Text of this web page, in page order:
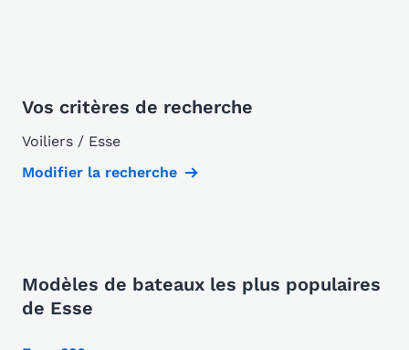
Vos critères de recherche
Voiliers / Esse
Modifier la recherche
Modèles de bateaux les plus populaires
de Esse